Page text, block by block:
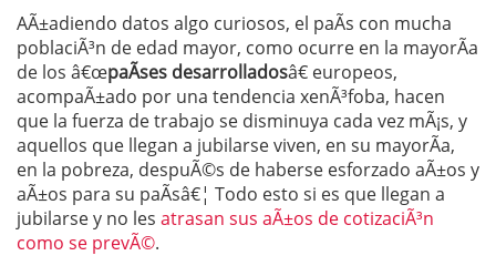
AÃ±adiendo datos algo curiosos, el paÃ­s con mucha
poblaciÃ³n de edad mayor, como ocurre en la mayorÃ­a
de los â€œpaÃ­ses desarrolladosâ€ europeos,
acompaÃ±ado por una tendencia xenÃ³foba, hacen
que la fuerza de trabajo se disminuya cada vez mÃ¡s, y
aquellos que llegan a jubilarse viven, en su mayorÃ­a,
en la pobreza, despuÃ©s de haberse esforzado aÃ±os y
aÃ±os para su paÃ­sâ€¦ Todo esto si es que llegan a
jubilarse y no les atrasan sus aÃ±os de cotizaciÃ³n
como se prevÃ©.